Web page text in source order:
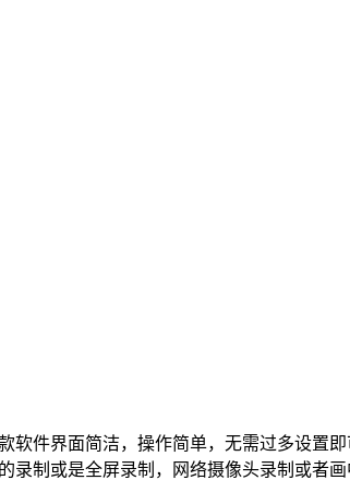
件界面简洁，操作简单，无需过多设置即
制或是全屏录制，网络摄像头录制或者画